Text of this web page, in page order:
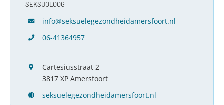
SEKSUOLOOG
info@seksuelegezondheidamersfoort.nl
06-41364957
Cartesiusstraat 2
3817 XP Amersfoort
seksuelegezondheidamersfoort.nl